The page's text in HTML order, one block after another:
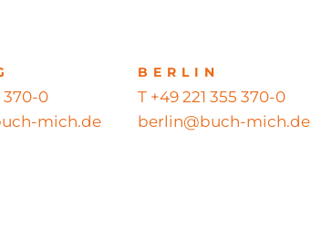
370-0
mich.de
BERLIN
T +49 221 355 370-0
berlin@buch-mich.de